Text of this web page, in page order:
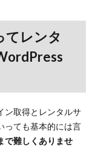
てレンタ
ン取得とレンタルサ
っても基本的には言
で難しくありませ